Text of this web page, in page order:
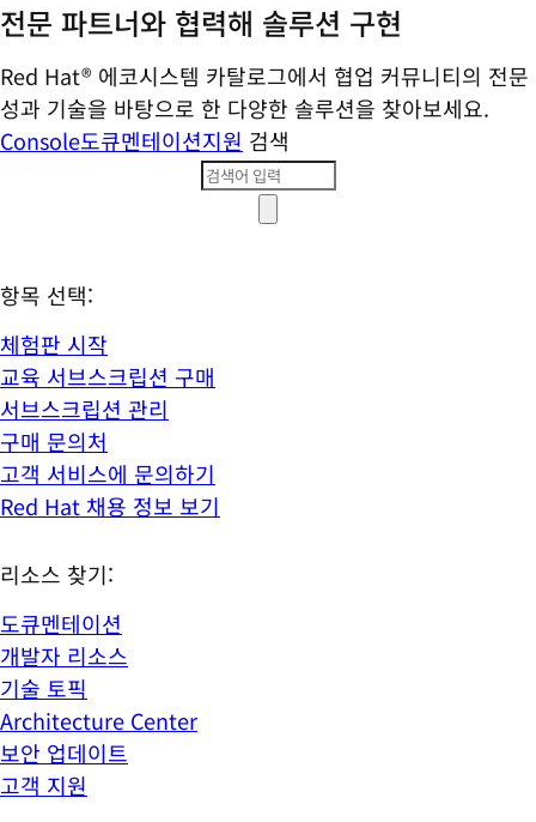
전문 파트너와 협력해 솔루션 구현
Red Hat® 에코시스템 카탈로그에서 협업 커뮤니티의 전문
성과 기술을 바탕으로 한 다양한 솔루션을 찾아보세요.
Console도큐멘테이션지원 검색
항목 선택:
체험판 시작
교육 서브스크립션 구매
서브스크립션 관리
구매 문의처
고객 서비스에 문의하기
Red Hat 채용 정보 보기
리소스 찾기:
도큐멘테이션
개발자 리소스
기술 토픽
Architecture Center
보안 업데이트
고객 지원